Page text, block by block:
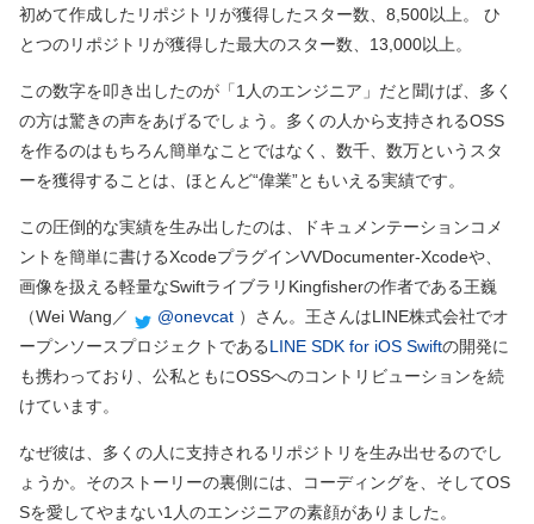
初めて作成したリポジトリが獲得したスター数、8,500以上。 ひ
とつのリポジトリが獲得した最大のスター数、13,000以上。
この数字を叩き出したのが「1人のエンジニア」だと聞けば、多く
の方は驚きの声をあげるでしょう。多くの人から支持されるOSS
を作るのはもちろん簡単なことではなく、数千、数万というスタ
ーを獲得することは、ほとんど“偉業”ともいえる実績です。
この圧倒的な実績を生み出したのは、ドキュメンテーションコメ
ントを簡単に書けるXcodeプラグインVVDocumenter-Xcodeや、
画像を扱える軽量なSwiftライブラリKingfisherの作者である王巍
（Wei Wang／
@onevcat ） さん。王さんはLINE株式会社でオ
ープンソースプロジェクトであるLINE SDK for iOS Swiftの開発に
も携わっており、公私ともにOSSへのコントリビューションを続
けています。
なぜ彼は、多くの人に支持されるリポジトリを生み出せるのでし
ょうか。そのストーリーの裏側には、コーディングを、そしてOS
Sを愛してやまない1人のエンジニアの素顔がありました。